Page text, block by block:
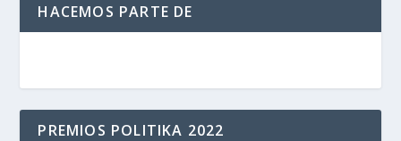
HACEMOS PARTE DE
PREMIOS POLITIKA 2022